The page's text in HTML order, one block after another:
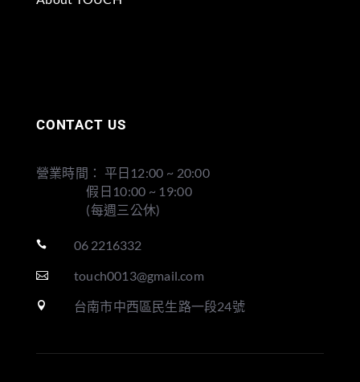
CONTACT US
營業時間： 平日12:00 ~ 20:00
假日10:00 ~ 19:00
(每週三公休)
 06 2216332
 touch0013@gmail.com
 台南市中西區民生路一段24號